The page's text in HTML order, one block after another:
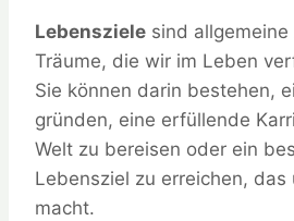
Lebensziele sind
Träume, die wir im Leben
Sie können darin bestehen,
gründen, eine erfüllende
Welt zu bereisen oder ein
Lebensziel zu erreichen, das
macht.